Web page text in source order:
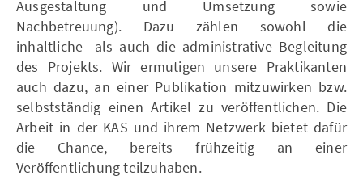
Ausgestaltung und Umsetzung sowie
Nachbetreuung). Dazu zählen sowohl die
inhaltliche- als auch die administrative Begleitung
des Projekts. Wir ermutigen unsere Praktikanten
auch dazu, an einer Publikation mitzuwirken bzw.
selbstständig einen Artikel zu veröffentlichen. Die
Arbeit in der KAS und ihrem Netzwerk bietet dafür
die Chance, bereits frühzeitig an einer
Veröffentlichung teilzuhaben.